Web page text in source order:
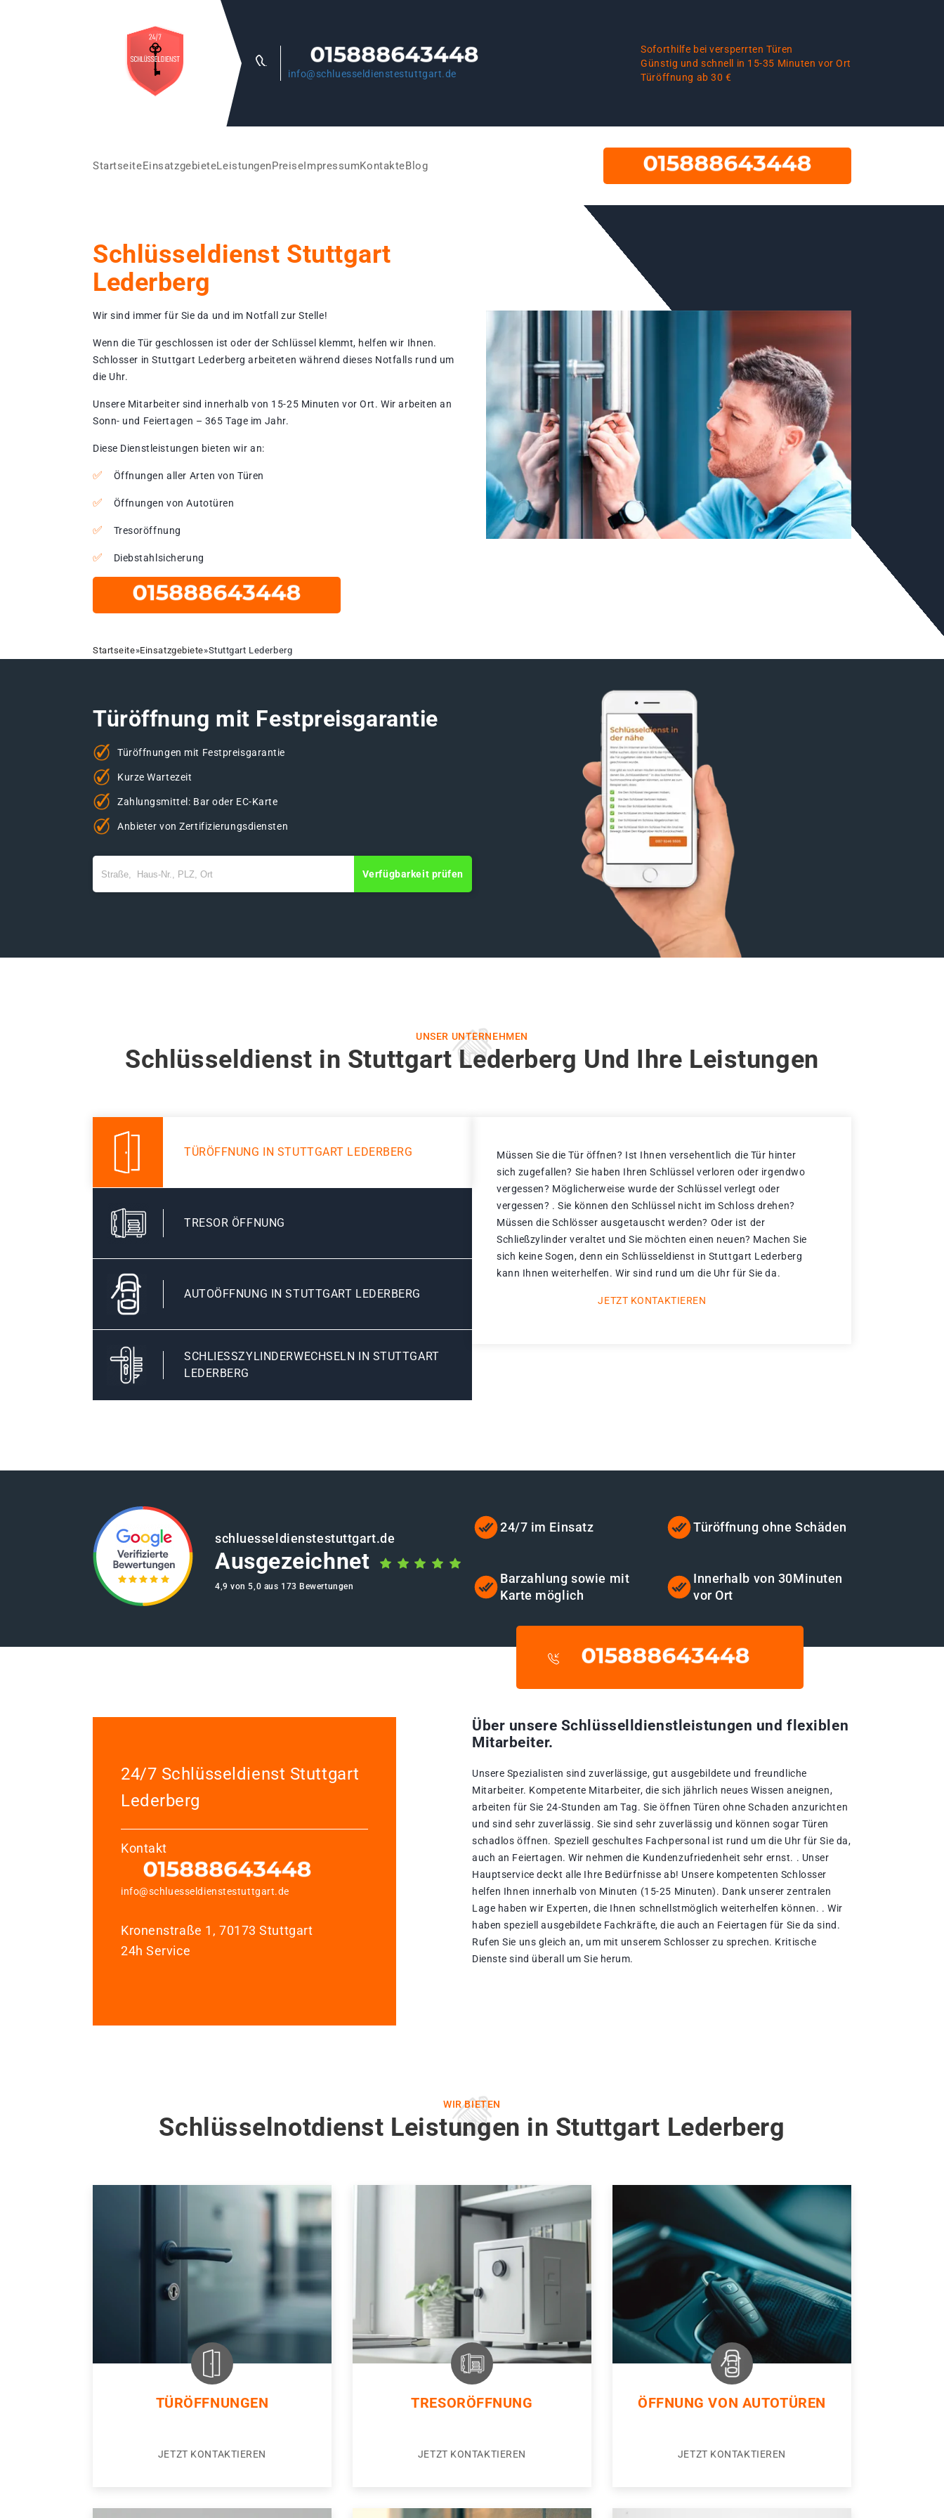
info@schluesseldienstestuttgart.de
Soforthilfe bei versperrten Türen
Günstig und schnell in 15-35 Minuten vor Ort
Türöffnung ab 30 €
StartseiteEinsatzgebieteLeistungenPreiseImpressumKontakteBlog
Schlüsseldienst Stuttgart
Lederberg
Wir sind immer für Sie da und im Notfall zur Stelle!
Wenn die Tür geschlossen ist oder der Schlüssel klemmt, helfen wir Ihnen.
Schlosser in Stuttgart Lederberg arbeiteten während dieses Notfalls rund um
die Uhr.
Unsere Mitarbeiter sind innerhalb von 15-25 Minuten vor Ort. Wir arbeiten an
Sonn- und Feiertagen – 365 Tage im Jahr.
Diese Dienstleistungen bieten wir an:
Öffnungen aller Arten von Türen
Öffnungen von Autotüren
Tresoröffnung
Diebstahlsicherung
Startseite»Einsatzgebiete»Stuttgart Lederberg
Türöffnung mit Festpreisgarantie
Türöffnungen mit Festpreisgarantie
Kurze Wartezeit
Zahlungsmittel: Bar oder EC-Karte
Anbieter von Zertifizierungsdiensten
Verfügbarkeit prüfen
UNSER UNTERNEHMEN
Schlüsseldienst in Stuttgart Lederberg Und Ihre Leistungen
TÜRÖFFNUNG IN STUTTGART LEDERBERG
TRESOR ÖFFNUNG
AUTOÖFFNUNG IN STUTTGART LEDERBERG
SCHLIESSZYLINDERWECHSELN IN STUTTGART L
EDERBERG
Müssen Sie die Tür öffnen? Ist Ihnen versehentlich die Tür hinter
sich zugefallen? Sie haben Ihren Schlüssel verloren oder irgendwo
vergessen? Möglicherweise wurde der Schlüssel verlegt oder
vergessen? . Sie können den Schlüssel nicht im Schloss drehen?
Müssen die Schlösser ausgetauscht werden? Oder ist der
Schließzylinder veraltet und Sie möchten einen neuen? Machen Sie
sich keine Sogen, denn ein Schlüsseldienst in Stuttgart Lederberg
kann Ihnen weiterhelfen. Wir sind rund um die Uhr für Sie da.
JETZT KONTAKTIEREN
schluesseldienstestuttgart.de
Ausgezeichnet
4,9 von 5,0 aus 173 Bewertungen
24/7 im Einsatz Türöffnung ohne Schäden
Barzahlung sowie mit
Karte möglich
Innerhalb von 30Minuten
vor Ort
24/7 Schlüsseldienst Stuttgart
Lederberg
Kontakt
info@schluesseldienstestuttgart.de
Kronenstraße 1, 70173 Stuttgart
24h Service
Über unsere Schlüsselldienstleistungen und flexiblen
Mitarbeiter.
Unsere Spezialisten sind zuverlässige, gut ausgebildete und freundliche
Mitarbeiter. Kompetente Mitarbeiter, die sich jährlich neues Wissen aneignen,
arbeiten für Sie 24-Stunden am Tag. Sie öffnen Türen ohne Schaden anzurichten
und sind sehr zuverlässig. Sie sind sehr zuverlässig und können sogar Türen
schadlos öffnen. Speziell geschultes Fachpersonal ist rund um die Uhr für Sie da,
auch an Feiertagen. Wir nehmen die Kundenzufriedenheit sehr ernst. . Unser
Hauptservice deckt alle Ihre Bedürfnisse ab! Unsere kompetenten Schlosser
helfen Ihnen innerhalb von Minuten (15-25 Minuten). Dank unserer zentralen
Lage haben wir Experten, die Ihnen schnellstmöglich weiterhelfen können. . Wir
haben speziell ausgebildete Fachkräfte, die auch an Feiertagen für Sie da sind.
Rufen Sie uns gleich an, um mit unserem Schlosser zu sprechen. Kritische
Dienste sind überall um Sie herum.
WIR BIETEN
Schlüsselnotdienst Leistungen in Stuttgart Lederberg
TÜRÖFFNUNGEN
JETZT KONTAKTIEREN
TRESORÖFFNUNG
JETZT KONTAKTIEREN
ÖFFNUNG VON AUTOTÜREN
JETZT KONTAKTIEREN